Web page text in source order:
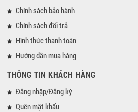
Chính sách bảo hành
Chính sách đổi trả
Hình thức thanh toán
Hướng dẫn mua hàng
THÔNG TIN KHÁCH HÀNG
Đăng nhập/Đăng ký
Quên mật khẩu